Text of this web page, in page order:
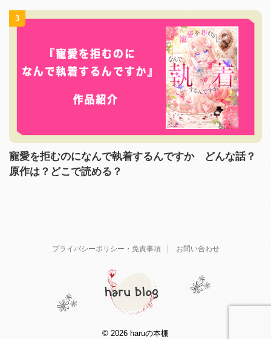
3
寵愛を拒むのになんで執着するんですか どんな話？
原作は？どこで読める？
プライバシーポリシー・免責事項 お問い合わせ
© 2026 haruの本棚